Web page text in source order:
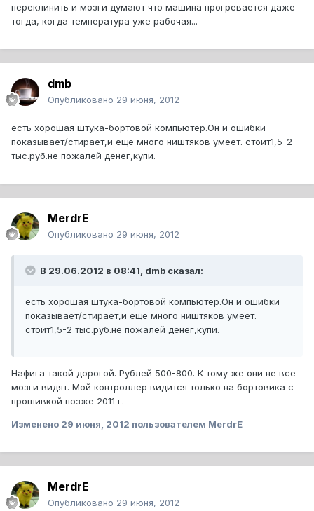
переклинить и мозги думают что машина прогревается даже
тогда, когда температура уже рабочая...
dmb
Опубликовано 29 июня, 2012
есть хорошая штука-бортовой компьютер.Он и ошибки
показывает/стирает,и еще много ништяков умеет. стоит1,5-2
тыс.руб.не пожалей денег,купи.
MerdrE
Опубликовано 29 июня, 2012
В 29.06.2012 в 08:41, dmb сказал:
есть хорошая штука-бортовой компьютер.Он и ошибки
показывает/стирает,и еще много ништяков умеет.
стоит1,5-2 тыс.руб.не пожалей денег,купи.
Нафига такой дорогой. Рублей 500-800. К тому же они не все
мозги видят. Мой контроллер видится только на бортовика с
прошивкой позже 2011 г.
Изменено 29 июня, 2012 пользователем MerdrE
MerdrE
Опубликовано 29 июня, 2012